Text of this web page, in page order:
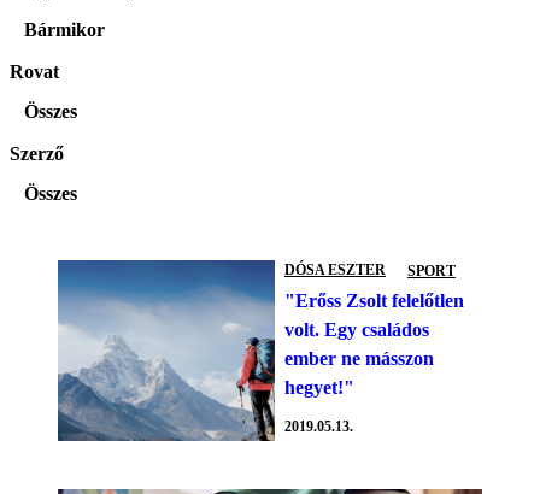
Bármikor
Rovat
Összes
Szerző
Összes
DÓSA ESZTER SPORT
"Erőss Zsolt felelőtlen
volt. Egy családos
ember ne másszon
hegyet!"
2019.05.13.